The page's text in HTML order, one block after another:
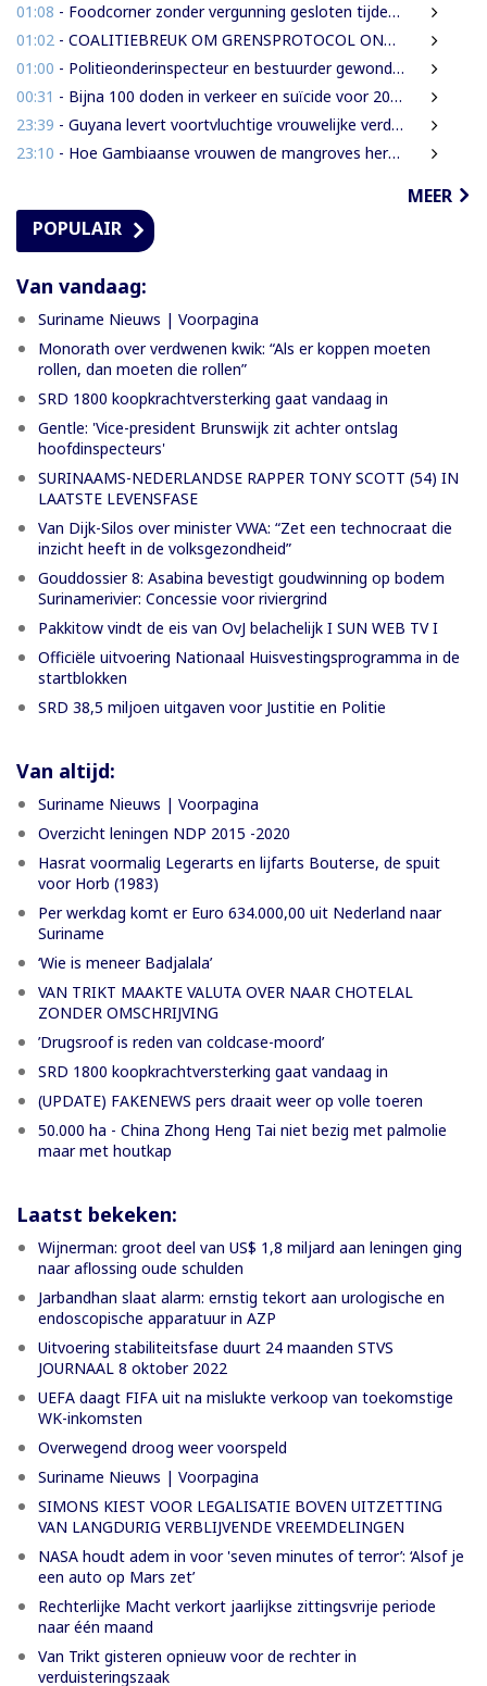
01:08 - Foodcorner zonder vergunning gesloten tijdens derde dag integrale controles
01:02 - COALITIEBREUK OM GRENSPROTOCOL ONWAARSCHIJNLIJK
01:00 - Politieonderinspecteur en bestuurder gewond nadat auto over de kop slaat
00:31 - Bijna 100 doden in verkeer en suïcide voor 2026 is veel te veel’, zegt Lau
23:39 - Guyana levert voortvluchtige vrouwelijke verdachte in mensenhandel uit aan Suriname
23:10 - Hoe Gambiaanse vrouwen de mangroves herstellen die Banjul beschermen
MEER
POPULAIR
Van vandaag:
Suriname Nieuws | Voorpagina
Monorath over verdwenen kwik: “Als er koppen moeten
rollen, dan moeten die rollen”
SRD 1800 koopkrachtversterking gaat vandaag in
Gentle: 'Vice-president Brunswijk zit achter ontslag
hoofdinspecteurs'
SURINAAMS-NEDERLANDSE RAPPER TONY SCOTT (54) IN
LAATSTE LEVENSFASE
Van Dijk-Silos over minister VWA: “Zet een technocraat die
inzicht heeft in de volksgezondheid”
Gouddossier 8: Asabina bevestigt goudwinning op bodem
Surinamerivier: Concessie voor riviergrind
Pakkitow vindt de eis van OvJ belachelijk I SUN WEB TV I
Officiële uitvoering Nationaal Huisvestingsprogramma in de
startblokken
SRD 38,5 miljoen uitgaven voor Justitie en Politie
Van altijd:
Suriname Nieuws | Voorpagina
Overzicht leningen NDP 2015 -2020
Hasrat voormalig Legerarts en lijfarts Bouterse, de spuit
voor Horb (1983)
Per werkdag komt er Euro 634.000,00 uit Nederland naar
Suriname
‘Wie is meneer Badjalala’
VAN TRIKT MAAKTE VALUTA OVER NAAR CHOTELAL
ZONDER OMSCHRIJVING
’Drugsroof is reden van coldcase-moord’
SRD 1800 koopkrachtversterking gaat vandaag in
(UPDATE) FAKENEWS pers draait weer op volle toeren
50.000 ha - China Zhong Heng Tai niet bezig met palmolie
maar met houtkap
Laatst bekeken:
Wijnerman: groot deel van US$ 1,8 miljard aan leningen ging
naar aflossing oude schulden
Jarbandhan slaat alarm: ernstig tekort aan urologische en
endoscopische apparatuur in AZP
Uitvoering stabiliteitsfase duurt 24 maanden STVS
JOURNAAL 8 oktober 2022
UEFA daagt FIFA uit na mislukte verkoop van toekomstige
WK-inkomsten
Overwegend droog weer voorspeld
Suriname Nieuws | Voorpagina
SIMONS KIEST VOOR LEGALISATIE BOVEN UITZETTING
VAN LANGDURIG VERBLIJVENDE VREEMDELINGEN
NASA houdt adem in voor 'seven minutes of terror’: ‘Alsof je
een auto op Mars zet’
Rechterlijke Macht verkort jaarlijkse zittingsvrije periode
naar één maand
Van Trikt gisteren opnieuw voor de rechter in
verduisteringszaak